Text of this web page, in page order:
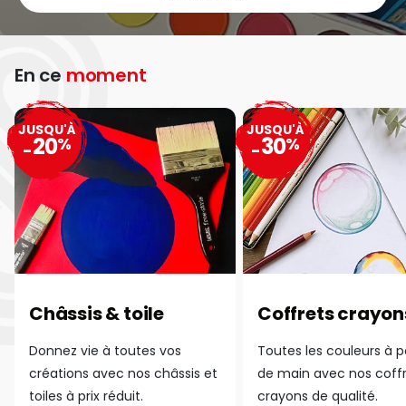
En ce moment
Châssis & toile
Donnez vie à toutes vos
créations avec nos châssis et
toiles à prix réduit.
JUSQU'À
-20%
Coffrets
Toutes les couleurs à
de main avec nos
crayons de qualité.
JUSQU'À
-30%